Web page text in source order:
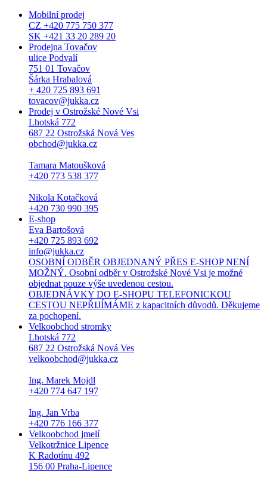
Mobilní prodej
CZ +420 775 750 377
SK +421 33 20 289 20
Prodejna Tovačov
ulice Podvalí
751 01 Tovačov
Šárka Hrabalová
+ 420 725 893 691
tovacov@jukka.cz
Prodej v Ostrožské Nové Vsi
Lhotská 772
687 22 Ostrožská Nová Ves
obchod@jukka.cz
Tamara Matoušková
+420 773 538 377
Nikola Kotačková
+420 730 990 395
E-shop
Eva Bartošová
+420 725 893 692
info@jukka.cz
OSOBNÍ ODBĚR OBJEDNANÝ PŘES E-SHOP NENÍ
MOŽNÝ. Osobní odběr v Ostrožské Nové Vsi je možné
objednat pouze výše uvedenou cestou.
OBJEDNÁVKY DO E-SHOPU TELEFONICKOU
CESTOU NEPŘIJÍMÁME z kapacitních důvodů. Děkujeme
za pochopení.
Velkoobchod stromky
Lhotská 772
687 22 Ostrožská Nová Ves
velkoobchod@jukka.cz
Ing. Marek Mojdl
+420 774 647 197
Ing. Jan Vrba
+420 776 166 377
Velkoobchod jmelí
Velkotržnice Lipence
K Radotínu 492
156 00 Praha-Lipence